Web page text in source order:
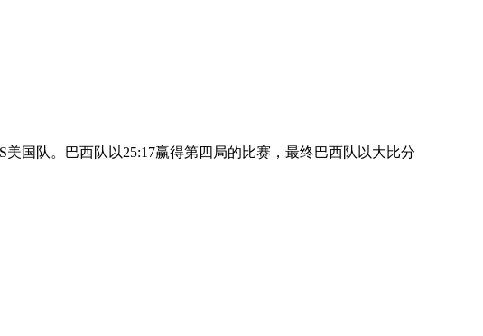
国队。巴西队以25:17赢得第四局的比赛，最终巴西队以大比分